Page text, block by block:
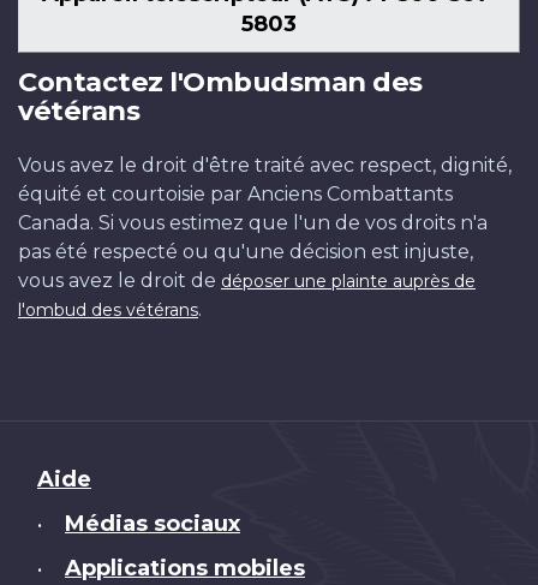
5803
Contactez l'Ombudsman des
vétérans
Vous avez le droit d'être traité avec respect, dignité,
équité et courtoisie par Anciens Combattants
Canada. Si vous estimez que l'un de vos droits n'a
pas été respecté ou qu'une décision est injuste,
vous avez le droit de déposer une plainte auprès de
l'ombud des vétérans.
Brand
Aide
• Médias sociaux
• Applications mobiles